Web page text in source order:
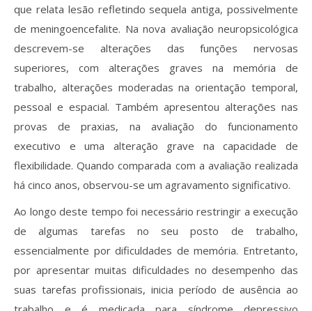
que relata lesão refletindo sequela antiga, possivelmente
de meningoencefalite. Na nova avaliação neuropsicológica
descrevem-se alterações das funções nervosas
superiores, com alterações graves na memória de
trabalho, alterações moderadas na orientação temporal,
pessoal e espacial. Também apresentou alterações nas
provas de praxias, na avaliação do funcionamento
executivo e uma alteração grave na capacidade de
flexibilidade. Quando comparada com a avaliação realizada
há cinco anos, observou-se um agravamento significativo.
Ao longo deste tempo foi necessário restringir a execução
de algumas tarefas no seu posto de trabalho,
essencialmente por dificuldades de memória. Entretanto,
por apresentar muitas dificuldades no desempenho das
suas tarefas profissionais, inicia período de ausência ao